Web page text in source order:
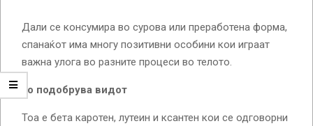
Дали се консумира во сурова или преработена форма,
спанаќот има многу позитивни особини кои играат
важна улога во разните процеси во телото.
Го подобрува видот
Тоа е бета каротен, лутеин и ксантен кои се одговорни